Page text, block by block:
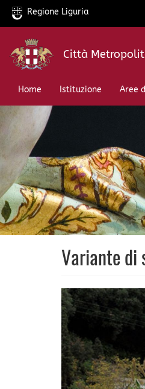
Salta
contenuto
Regione Liguria
Città
Home
Istituzione Aree
Variante di